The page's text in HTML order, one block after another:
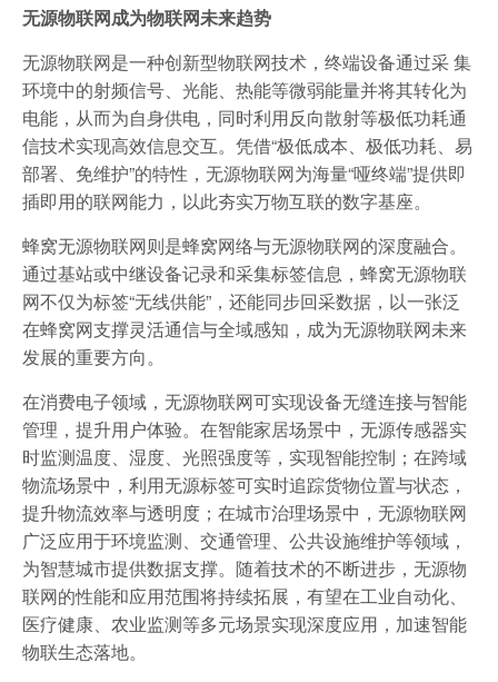
无源物联网成为物联网未来趋势
无源物联网是一种创新型物联网技术，终端设备通过采 集
环境中的射频信号、光能、热能等微弱能量并将其转化为
电能，从而为自身供电，同时利用反向散射等极低功耗通
信技术实现高效信息交互。凭借“极低成本、极低功耗、易
部署、免维护”的特性，无源物联网为海量“哑终端”提供即
插即用的联网能力，以此夯实万物互联的数字基座。
蜂窝无源物联网则是蜂窝网络与无源物联网的深度融合。
通过基站或中继设备记录和采集标签信息，蜂窝无源物联
网不仅为标签“无线供能”，还能同步回采数据，以一张泛
在蜂窝网支撑灵活通信与全域感知，成为无源物联网未来
发展的重要方向。
在消费电子领域，无源物联网可实现设备无缝连接与智能
管理，提升用户体验。在智能家居场景中，无源传感器实
时监测温度、湿度、光照强度等，实现智能控制；在跨域
物流场景中，利用无源标签可实时追踪货物位置与状态，
提升物流效率与透明度；在城市治理场景中，无源物联网
广泛应用于环境监测、交通管理、公共设施维护等领域，
为智慧城市提供数据支撑。随着技术的不断进步，无源物
联网的性能和应用范围将持续拓展，有望在工业自动化、
医疗健康、农业监测等多元场景实现深度应用，加速智能
物联生态落地。